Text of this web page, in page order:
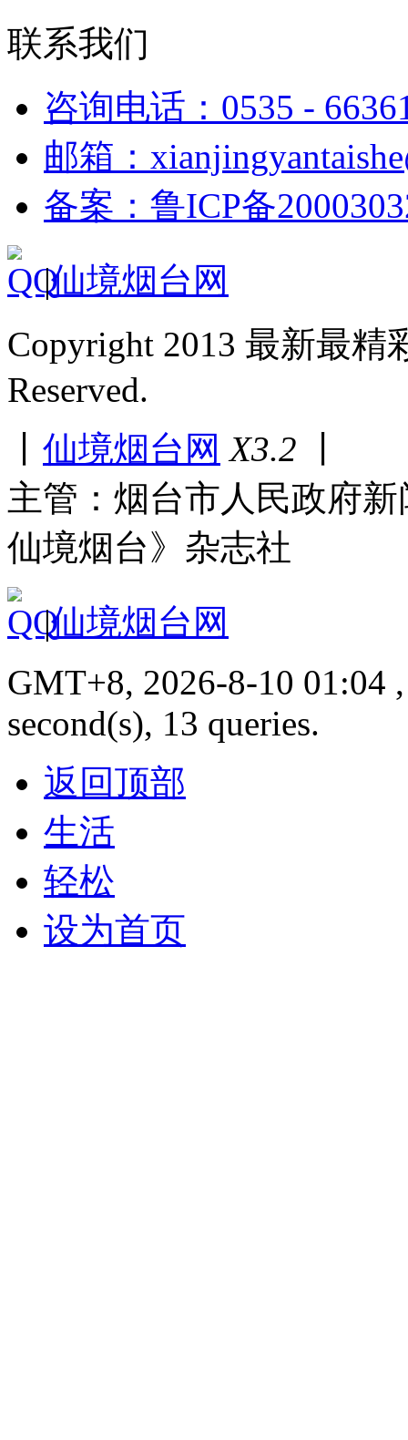
联系我们
咨询电话：0535 -
邮箱：
备案：鲁ICP备
|仙境烟台网
Copyright 2013 最新最
Reserved.
仙境烟台网 X3.2
主管：烟台市人民政府
仙境烟台》杂志社
|仙境烟台网
GMT+8, 2026-8-10 01:04
second(s), 13 queries.
返回顶部
生活
轻松
设为首页